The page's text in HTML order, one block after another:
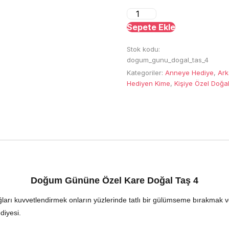
Doğum
Gününe
Kare
Doğal
Taş
Sepete Ekle
Stok kodu:
dogum_gunu_dogal_tas_4
Kategoriler: Anneye Hediye,
Hediyen Kime, Kişiye Özel
Doğum Gününe Özel Kare Doğal Taş 4
kuvvetlendirmek onların yüzlerinde tatlı bir gülümseme bırakmak